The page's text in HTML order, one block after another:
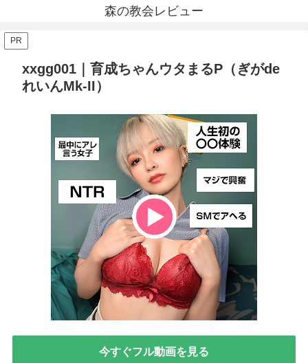
森の教会レビュー
PR
xxgg001｜育成ちゃんウタまるP（ぎがde
れいんMk-II）
今すぐフル動画を見る